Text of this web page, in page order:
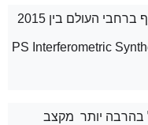
נמדדו קצבי שקיעת קרקע ב-99 ערי חוף ברחבי העולם בין 2015
PS Interferometric
בהרבה יותר מקצב